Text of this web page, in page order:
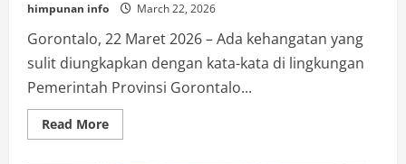
himpunan info March 22, 2026
Gorontalo, 22 Maret 2026 – Ada kehangatan yang
sulit diungkapkan dengan kata-kata di lingkungan
Pemerintah Provinsi Gorontalo...
Read MoreRead
more